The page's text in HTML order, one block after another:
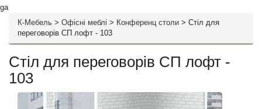
ga
К-Мебель > Офісні меблі > Конференц столи > Стіл для
переговорів СП лофт - 103
Стіл для переговорів СП лофт -
103